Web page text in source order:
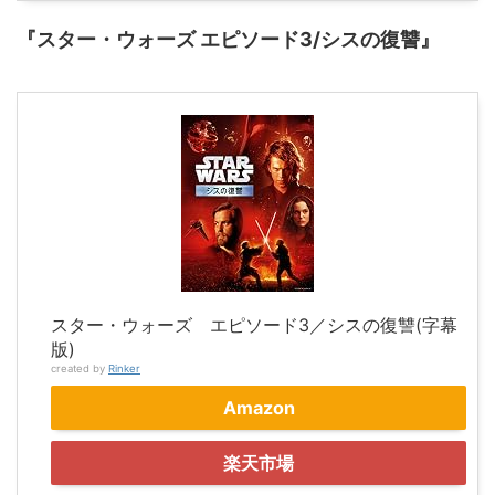
『スター・ウォーズ エピソード3/シスの復讐』
スター・ウォーズ エピソード3／シスの復讐(字幕
版)
created by Rinker
Amazon
楽天市場